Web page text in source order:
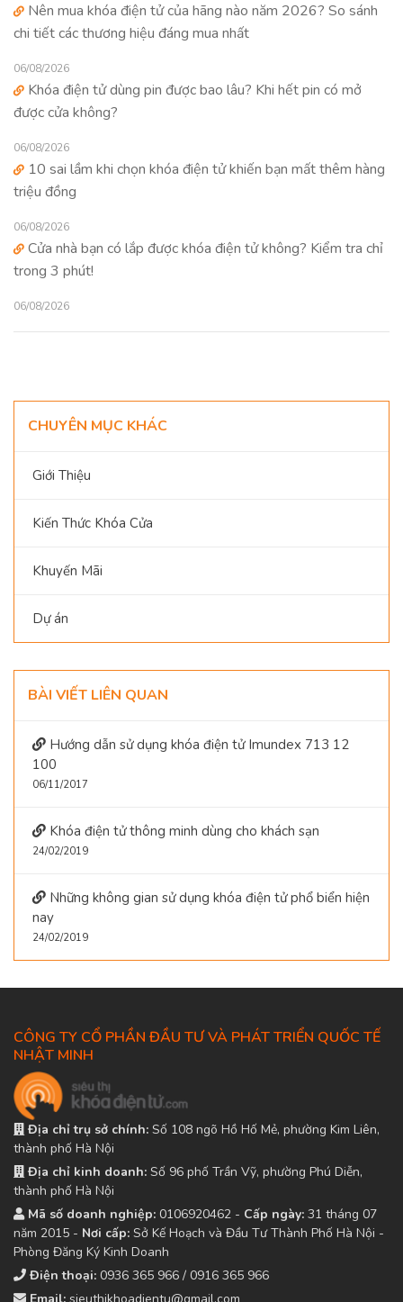
Nên mua khóa điện tử của hãng nào năm 2026? So sánh
chi tiết các thương hiệu đáng mua nhất
06/08/2026
Khóa điện tử dùng pin được bao lâu? Khi hết pin có mở
được cửa không?
06/08/2026
10 sai lầm khi chọn khóa điện tử khiến bạn mất thêm hàng
triệu đồng
06/08/2026
Cửa nhà bạn có lắp được khóa điện tử không? Kiểm tra chỉ
trong 3 phút!
06/08/2026
CHUYÊN MỤC KHÁC
Giới Thiệu
Kiến Thức Khóa Cửa
Khuyến Mãi
Dự án
BÀI VIẾT LIÊN QUAN
Hướng dẫn sử dụng khóa điện tử Imundex 713 12
100
06/11/2017
Khóa điện tử thông minh dùng cho khách sạn
24/02/2019
Những không gian sử dụng khóa điện tử phổ biển hiện
nay
24/02/2019
CÔNG TY CỔ PHẦN ĐẦU TƯ VÀ PHÁT TRIỂN QUỐC TẾ
NHẬT MINH
Địa chỉ trụ sở chính: Số 108 ngõ Hồ Hố Mẻ, phường Kim Liên,
thành phố Hà Nội
Địa chỉ kinh doanh: Số 96 phố Trần Vỹ, phường Phú Diễn,
thành phố Hà Nội
Mã số doanh nghiệp: 0106920462 - Cấp ngày: 31 tháng 07
năm 2015 - Nơi cấp: Sở Kế Hoạch và Đầu Tư Thành Phố Hà Nội -
Phòng Đăng Ký Kinh Doanh
Điện thoại: 0936 365 966 / 0916 365 966
Email: sieuthikhoadientu@gmail.com